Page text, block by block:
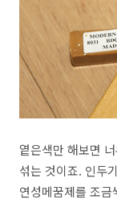
옅은색만 해보면
섞는 것이죠. 인두
연성메꿈제를 조